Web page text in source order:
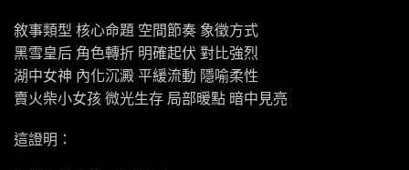
敘事類型 核心命題 空間節奏 象徵方式
黑雪皇后 角色轉折 明確起伏 對比強烈
湖中女神 內化沉澱 平緩流動 隱喻柔性
賣火柴小女孩 微光生存 局部暖點 暗中見亮
這證明：